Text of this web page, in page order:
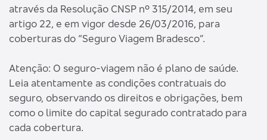
através da Resolução CNSP nº 315/2014, em seu
artigo 22, e em vigor desde 26/03/2016, para
coberturas do “Seguro Viagem Bradesco”.
Atenção: O seguro-viagem não é plano de saúde.
Leia atentamente as condições contratuais do
seguro, observando os direitos e obrigações, bem
como o limite do capital segurado contratado para
cada cobertura.